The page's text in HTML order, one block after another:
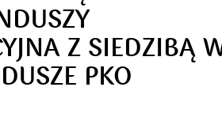
Z SIEDZIBĄ
PKO